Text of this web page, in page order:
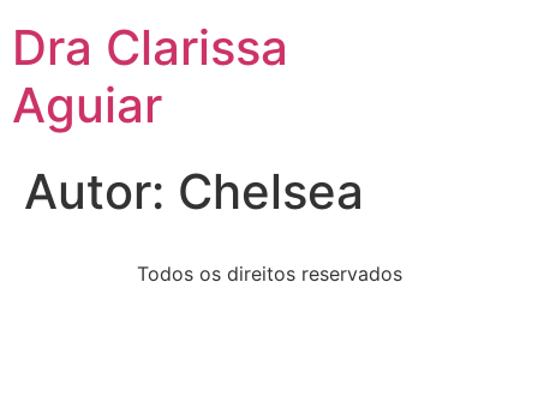
Dra Clarissa
Aguiar
Autor: Chelsea
Todos os direitos reservados